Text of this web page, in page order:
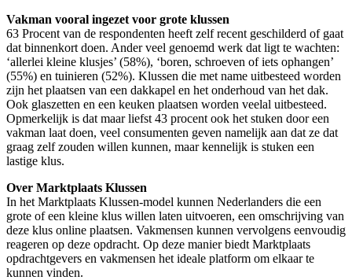
Vakman vooral ingezet voor grote klussen
63 Procent van de respondenten heeft zelf recent geschilderd of gaat
dat binnenkort doen. Ander veel genoemd werk dat ligt te wachten:
‘allerlei kleine klusjes’ (58%), ‘boren, schroeven of iets ophangen’
(55%) en tuinieren (52%). Klussen die met name uitbesteed worden
zijn het plaatsen van een dakkapel en het onderhoud van het dak.
Ook glaszetten en een keuken plaatsen worden veelal uitbesteed.
Opmerkelijk is dat maar liefst 43 procent ook het stuken door een
vakman laat doen, veel consumenten geven namelijk aan dat ze dat
graag zelf zouden willen kunnen, maar kennelijk is stuken een
lastige klus.
Over Marktplaats Klussen
In het Marktplaats Klussen-model kunnen Nederlanders die een
grote of een kleine klus willen laten uitvoeren, een omschrijving van
deze klus online plaatsen. Vakmensen kunnen vervolgens eenvoudig
reageren op deze opdracht. Op deze manier biedt Marktplaats
opdrachtgevers en vakmensen het ideale platform om elkaar te
kunnen vinden.